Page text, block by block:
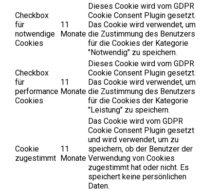
Checkbox
für
notwendige
Cookies
11
Monate
Dieses Cookie wird vom GDPR
Cookie Consent Plugin gesetzt.
Das Cookie wird verwendet, um
die Zustimmung des Benutzers
für die Cookies der Kategorie
"Notwendig" zu speichern.
Checkbox
für
performance
Cookies
11
Monate
Dieses Cookie wird vom GDPR
Cookie Consent Plugin gesetzt.
Das Cookie wird verwendet, um
die Zustimmung des Benutzers
für die Cookies der Kategorie
"Leistung" zu speichern.
Cookie
zugestimmt
11
Monate
Das Cookie wird vom GDPR
Cookie Consent Plugin gesetzt
und wird verwendet, um zu
speichern, ob der Benutzer der
Verwendung von Cookies
zugestimmt hat oder nicht. Es
speichert keine persönlichen
Daten.